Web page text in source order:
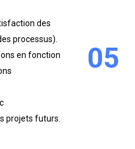
des
processus).
en fonction
projets futurs.
05